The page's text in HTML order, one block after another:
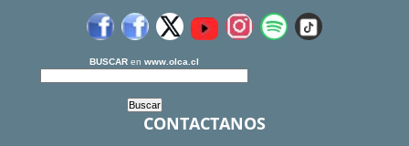
BUSCAR en www.olca.cl
CONTACTANOS